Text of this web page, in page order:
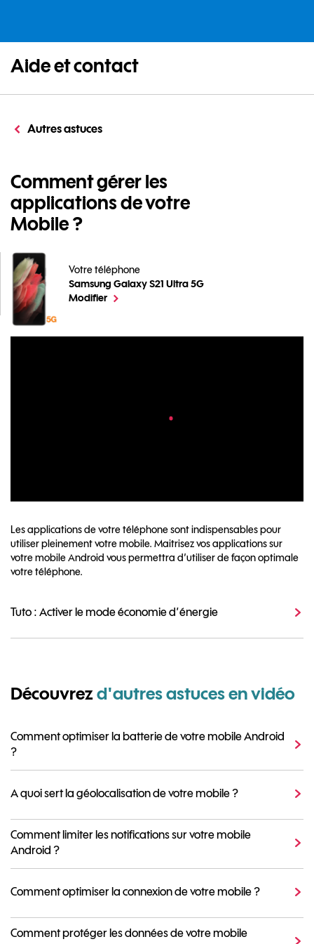
Aide et contact
Autres astuces
Comment gérer les
applications de votre
Mobile ?
Votre téléphone
Samsung Galaxy S21 Ultra 5G
Comment gérer les applications de votre Mobile ?
Modifierle téléphone sélectionné
Les applications de votre téléphone sont indispensables pour
utiliser pleinement votre mobile. Maitrisez vos applications sur
votre mobile Android vous permettra d’utiliser de façon optimale
votre téléphone.
Tuto : Activer le mode économie d’énergie
Découvrezd'autres astuces en vidéo
Comment optimiser la batterie de votre mobile Android
?
A quoi sert la géolocalisation de votre mobile ?
Comment limiter les notifications sur votre mobile
Android ?
Comment optimiser la connexion de votre mobile ?
Comment protéger les données de votre mobile